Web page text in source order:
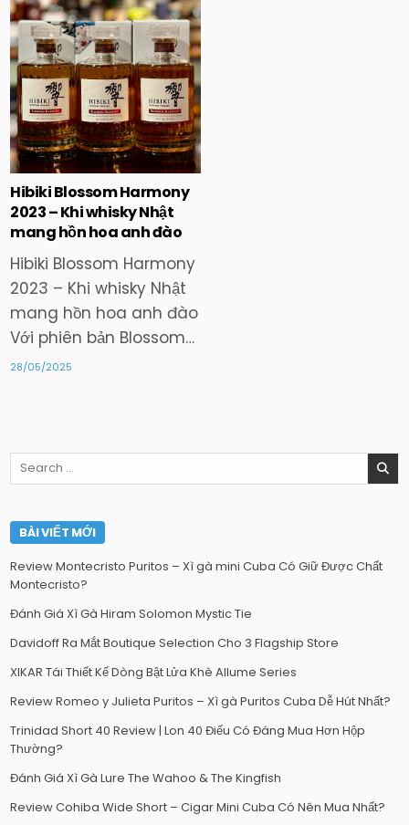
Posted
in
Hibiki Blossom Harmony
2023 – Khi whisky Nhật
mang hồn hoa anh đào
Hibiki Blossom Harmony
2023 – Khi whisky Nhật
mang hồn hoa anh đào
Với phiên bản Blossom…
28/05/2025
Search
BÀI VIẾT MỚI
Review Montecristo Puritos – Xì gà mini Cuba Có Giữ Được Chất
Montecristo?
Đánh Giá Xì Gà Hiram Solomon Mystic Tie
Davidoff Ra Mắt Boutique Selection Cho 3 Flagship Store
XIKAR Tái Thiết Kế Dòng Bật Lửa Khè Allume Series
Review Romeo y Julieta Puritos – Xì gà Puritos Cuba Dễ Hút Nhất?
Trinidad Short 40 Review | Lon 40 Điếu Có Đáng Mua Hơn Hộp
Thường?
Đánh Giá Xì Gà Lure The Wahoo & The Kingfish
Review Cohiba Wide Short – Cigar Mini Cuba Có Nên Mua Nhất?